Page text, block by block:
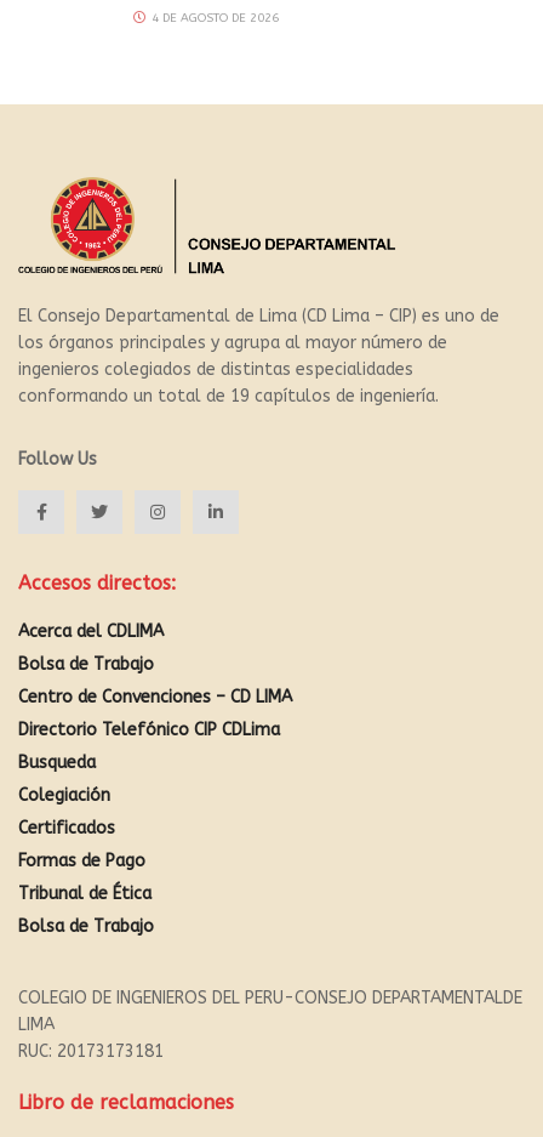
4 DE AGOSTO DE 2026
El Consejo Departamental de Lima (CD Lima – CIP) es uno de
los órganos principales y agrupa al mayor número de
ingenieros colegiados de distintas especialidades
conformando un total de 19 capítulos de ingeniería.
Follow Us
Accesos directos:
Acerca del CDLIMA
Bolsa de Trabajo
Centro de Convenciones – CD LIMA
Directorio Telefónico CIP CDLima
Busqueda
Colegiación
Certificados
Formas de Pago
Tribunal de Ética
Bolsa de Trabajo
COLEGIO DE INGENIEROS DEL PERU-CONSEJO DEPARTAMENTALDE
LIMA
RUC: 20173173181
Libro de reclamaciones